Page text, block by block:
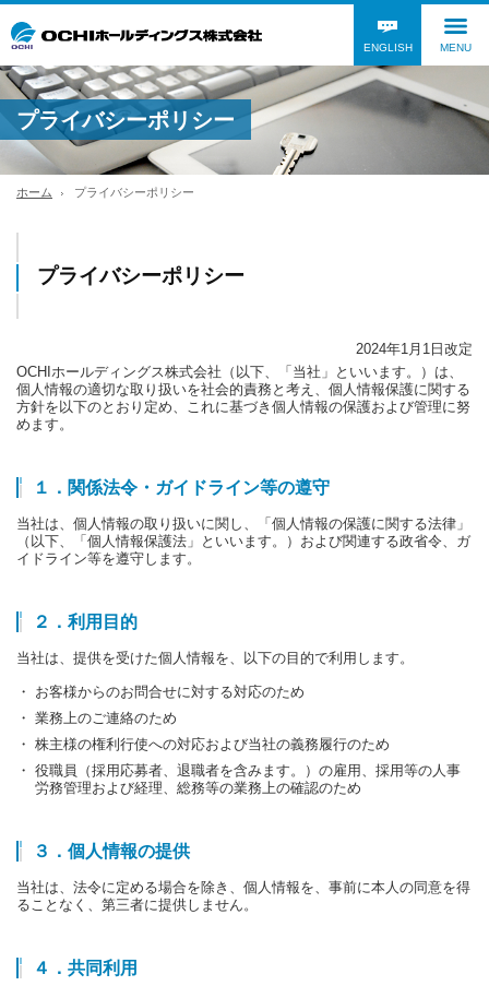
ENGLISH MENU
プライバシーポリシー
ホーム プライバシーポリシー
プライバシーポリシー
2024年1月1日改定
OCHIホールディングス株式会社（以下、「当社」といいます。）は、
個人情報の適切な取り扱いを社会的責務と考え、個人情報保護に関する
方針を以下のとおり定め、これに基づき個人情報の保護および管理に努
めます。
１．関係法令・ガイドライン等の遵守
当社は、個人情報の取り扱いに関し、「個人情報の保護に関する法律」
（以下、「個人情報保護法」といいます。）および関連する政省令、ガ
イドライン等を遵守します。
２．利用目的
当社は、提供を受けた個人情報を、以下の目的で利用します。
・ お客様からのお問合せに対する対応のため
・ 業務上のご連絡のため
・ 株主様の権利行使への対応および当社の義務履行のため
・ 役職員（採用応募者、退職者を含みます。）の雇用、採用等の人事
労務管理および経理、総務等の業務上の確認のため
３．個人情報の提供
当社は、法令に定める場合を除き、個人情報を、事前に本人の同意を得
ることなく、第三者に提供しません。
４．共同利用